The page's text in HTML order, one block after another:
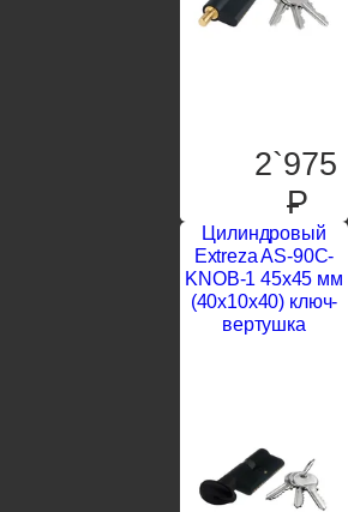
2`975
P
Цилиндровый
Extreza AS-90C-
KNOB-1 45x45 мм
(40x10x40) ключ-
вертушка